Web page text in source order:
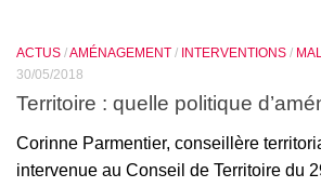
ACTUS /AMÉNAGEMENT / INTERVENTIONS /
30/05/2018
Territoire : quelle politique
Corinne Parmentier, conseillère
intervenue au Conseil de Territoire du